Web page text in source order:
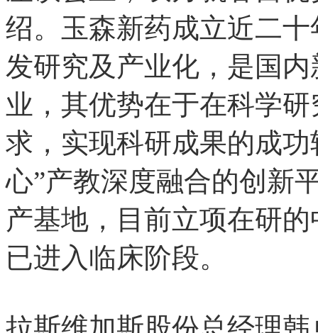
绍。玉森新药成立近二
发研究及产业化，是国
业，其优势在于在科学
求，实现科研成果的成功
心”产教深度融合的创新
产基地， 目前立项在研
已进入临床阶段。